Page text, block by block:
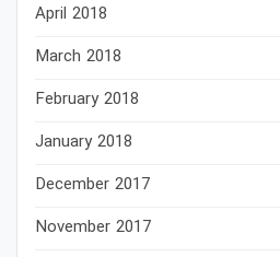
April 2018
March 2018
February 2018
January 2018
December 2017
November 2017